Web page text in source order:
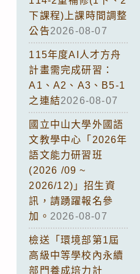
下課程)上課時間調整
公告2026-08-07
115年度AI人才方舟
計畫需完成研習：
A1、A2、A3、B5-1
之連結2026-08-07
國立中山大學外國語
文教學中心「2026年
語文能力研習班
(2026 /09 ~
2026/12)」招生資
訊，請踴躍報名參
加。 2026-08-07
檢送「環境部第1屆
高級中等學校內永續
部門養成培力計